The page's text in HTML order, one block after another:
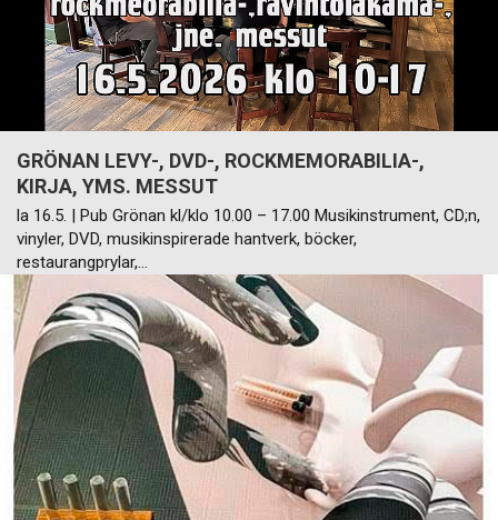
GRÖNAN LEVY-, DVD-, ROCKMEMORABILIA-,
KIRJA, YMS. MESSUT
la 16.5. | Pub Grönan kl/klo 10.00 – 17.00 Musikinstrument, CD;n,
vinyler, DVD, musikinspirerade hantverk, böcker,
restaurangprylar,…